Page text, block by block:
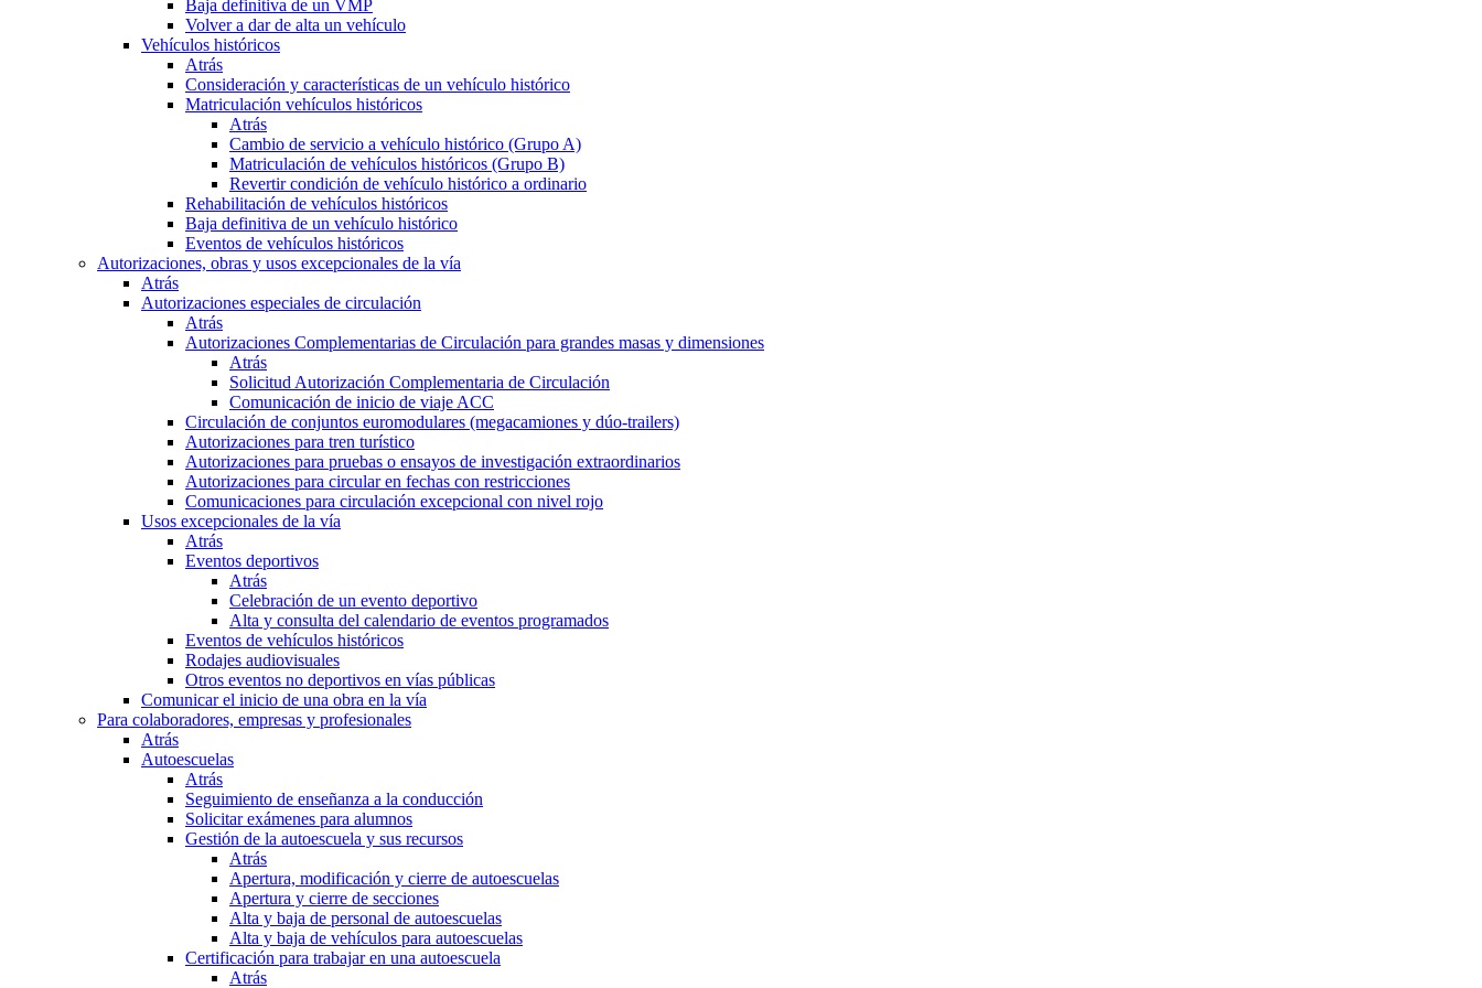
Baja definitiva de un VMP
Volver a dar de alta un vehículo
Vehículos históricos
Atrás
Consideración y características de un vehículo histórico
Matriculación vehículos históricos
Atrás
Cambio de servicio a vehículo histórico (Grupo A)
Matriculación de vehículos históricos (Grupo B)
Revertir condición de vehículo histórico a ordinario
Rehabilitación de vehículos históricos
Baja definitiva de un vehículo histórico
Eventos de vehículos históricos
Autorizaciones, obras y usos excepcionales de la vía
Atrás
Autorizaciones especiales de circulación
Atrás
Autorizaciones Complementarias de Circulación para grandes masas y dimensiones
Atrás
Solicitud Autorización Complementaria de Circulación
Comunicación de inicio de viaje ACC
Circulación de conjuntos euromodulares (megacamiones y dúo-trailers)
Autorizaciones para tren turístico
Autorizaciones para pruebas o ensayos de investigación extraordinarios
Autorizaciones para circular en fechas con restricciones
Comunicaciones para circulación excepcional con nivel rojo
Usos excepcionales de la vía
Atrás
Eventos deportivos
Atrás
Celebración de un evento deportivo
Alta y consulta del calendario de eventos programados
Eventos de vehículos históricos
Rodajes audiovisuales
Otros eventos no deportivos en vías públicas
Comunicar el inicio de una obra en la vía
Para colaboradores, empresas y profesionales
Atrás
Autoescuelas
Atrás
Seguimiento de enseñanza a la conducción
Solicitar exámenes para alumnos
Gestión de la autoescuela y sus recursos
Atrás
Apertura, modificación y cierre de autoescuelas
Apertura y cierre de secciones
Alta y baja de personal de autoescuelas
Alta y baja de vehículos para autoescuelas
Certificación para trabajar en una autoescuela
Atrás